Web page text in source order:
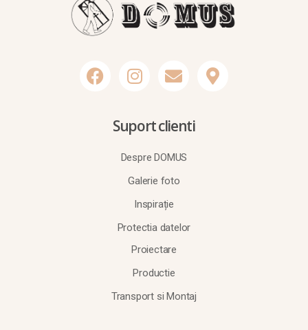
Suport clienti
Despre DOMUS
Galerie foto
Inspirație
Protectia datelor
Proiectare
Productie
Transport si Montaj